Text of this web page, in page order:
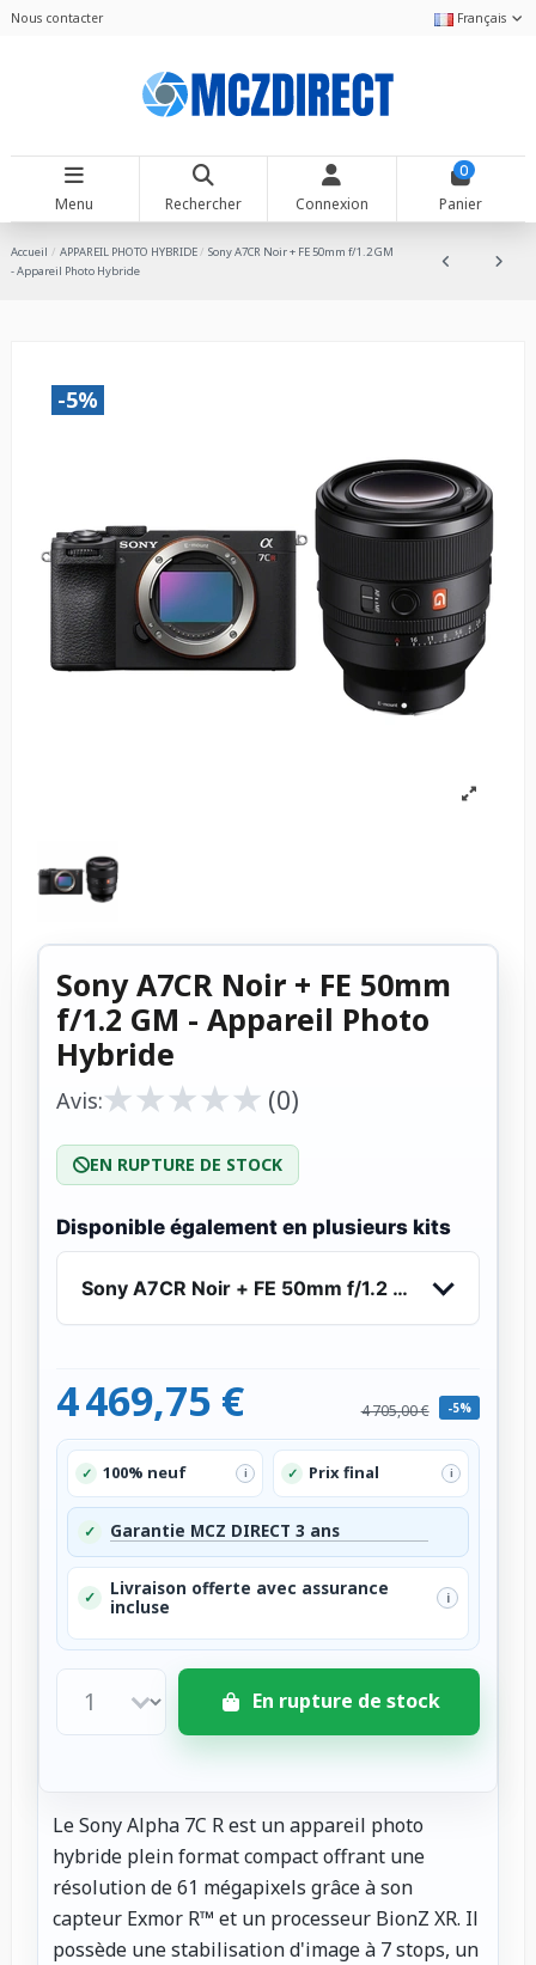
Nous contacter Français
Menu Rechercher Connexion
0
Panier
Accueil APPAREIL PHOTO HYBRIDE
Sony A7CR Noir + FE 50mm f/1.2 GM
- Appareil Photo Hybride
-5%
Sony A7CR Noir + FE 50mm
f/1.2 GM - Appareil Photo
Hybride
Avis:★
★★
★★
★★
★★
★ (0)
EN RUPTURE DE STOCK
Disponible également en plusieurs kits
Sony A7CR Noir + FE 50mm f/1.2 GM - Appareil
4 469,75 € 4 705,00 € -5%
✓ 100% neuf i ✓ Prix final i
✓ Garantie MCZ DIRECT 3 ans
✓
Livraison offerte avec assurance
incluse
i
En rupture de stock
Le Sony Alpha 7C R est un appareil photo
hybride plein format compact offrant une
résolution de 61 mégapixels grâce à son
capteur Exmor R™ et un processeur BionZ XR. Il
possède une stabilisation d'image à 7 stops, un